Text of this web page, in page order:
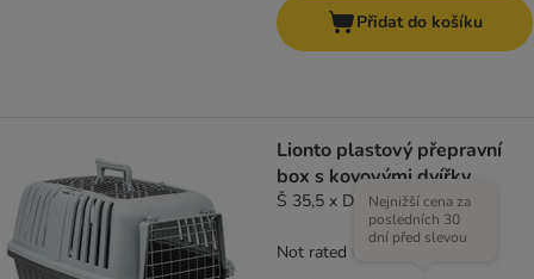
Přidat do košíku
Lionto plastový přepravní
box s kovovými dvířky
Š 35,5 x D 58,5 x V 40 cm
Nejnižší cena za
posledních 30
dní před slevou
Not rated